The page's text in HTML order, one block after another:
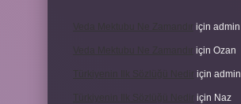
için admin
için Ozan
için admin
Türkiyenin Ilk Sözlüğü Nedir için Naz